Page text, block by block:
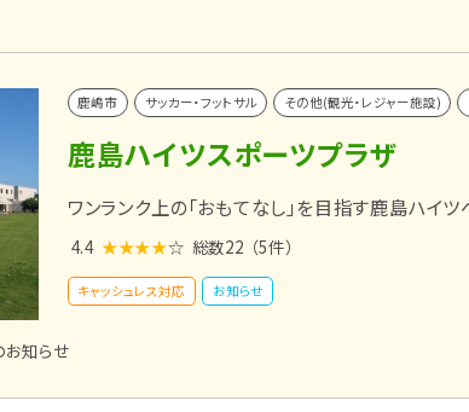
鹿嶋市 サッカー・フットサル その他(観光・レジャー施設)
鹿島ハイツスポーツプラザ
ワンランク上の「おもてなし」を目指す鹿島ハイツ
4.4 ★★★★☆ 総数22 （5件）
キャッシュレス対応 お知らせ
お知らせ